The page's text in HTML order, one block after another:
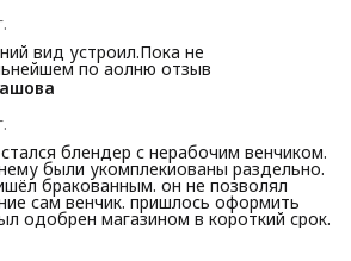
вид устроил.Пока не
по аолню отзыв
блендер с нерабочим венчиком.
были укомплекиованы раздельно.
бракованным. он не позволял
сам венчик. пришлось оформить
одобрен магазином в короткий срок.